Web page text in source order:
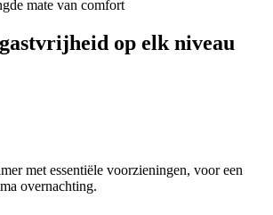
mate van comfort
op elk niveau
met essentiële voorzieningen, voor een
overnachting.